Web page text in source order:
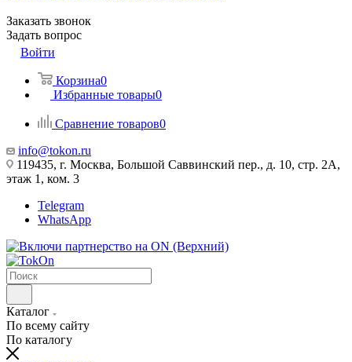
Заказать звонок
Задать вопрос
Войти
Корзина0
Избранные товары0
Сравнение товаров0
info@tokon.ru
119435, г. Москва, Большой Саввинский пер., д. 10, стр. 2А,
этаж 1, ком. 3
Telegram
WhatsApp
Каталог
По всему сайту
По каталогу